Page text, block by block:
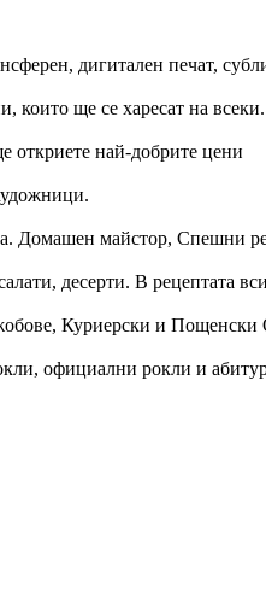
дигитален печат,
които ще се харесат на
откриете най-добрите цени
Домашен майстор, Спешни
десерти. В рецептата
Куриерски и Пощенски
официални рокли и